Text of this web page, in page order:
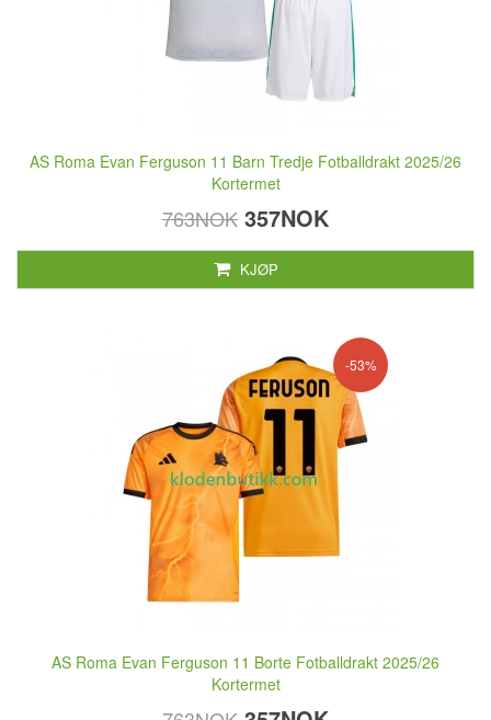
AS Roma Evan Ferguson 11 Barn Tredje Fotballdrakt 2025/26
Kortermet
763NOK 357NOK
KJØP
-53%
AS Roma Evan Ferguson 11 Borte Fotballdrakt 2025/26
Kortermet